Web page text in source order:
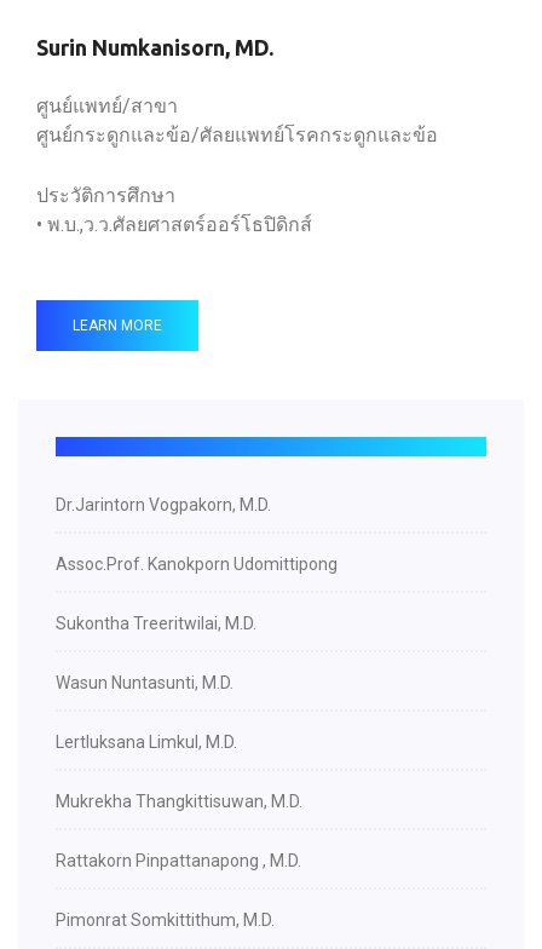
Surin Numkanisorn, MD.
ศูนย์แพทย์/สาขา
ศูนย์กระดูกและข้อ/ศัลยแพทย์โรคกระดูกและข้อ
ประวัติการศึกษา
• พ.บ.,ว.ว.ศัลยศาสตร์ออร์โธปิดิกส์
LEARN MORE
Dr.Jarintorn Vogpakorn, M.D.
Assoc.Prof. Kanokporn Udomittipong
Sukontha Treeritwilai, M.D.
Wasun Nuntasunti, M.D.
Lertluksana Limkul, M.D.
Mukrekha Thangkittisuwan, M.D.
Rattakorn Pinpattanapong , M.D.
Pimonrat Somkittithum, M.D.